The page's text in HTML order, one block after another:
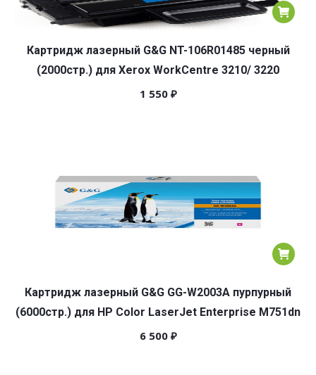
Картридж лазерный G&G NT-106R01485 черный
(2000стр.) для Xerox WorkCentre 3210/ 3220
1 550 ₽
Картридж лазерный G&G GG-W2003A пурпурный
(6000стр.) для HP Color LaserJet Enterprise M751dn
6 500 ₽